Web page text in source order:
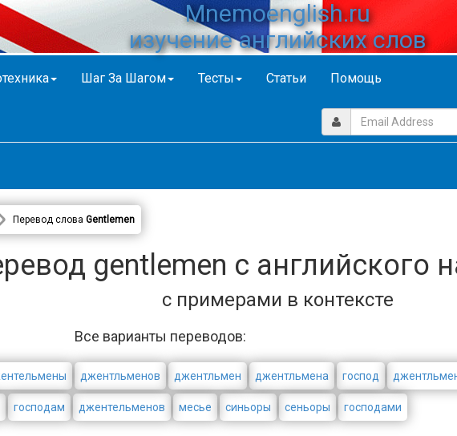
Mnemoenglish.ru
изучение английских слов
Шаг За Шагом Тесты Статьи Помощь
Перевод слова Gentlemen
gentlemen с английского
с примерами в контексте
Все варианты переводов:
джентльменов джентльмен джентльмена господ
господам джентельменов месье синьоры сеньоры господами